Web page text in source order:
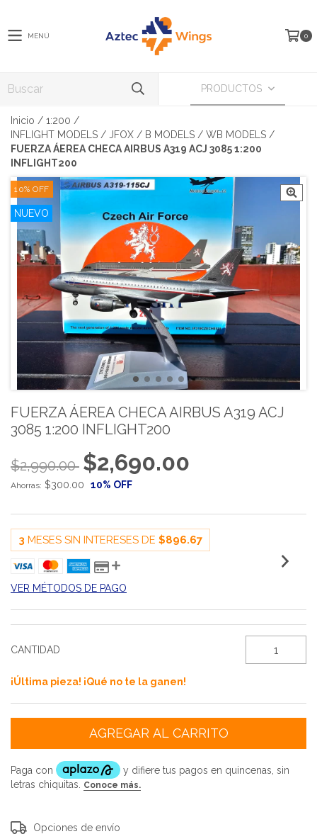
MENÚ 0
PRODUCTOS
Inicio / 1:200 /
INFLIGHT MODELS / JFOX / B MODELS / WB MODELS /
FUERZA ÁEREA CHECA AIRBUS A319 ACJ 3085 1:200
INFLIGHT200
10% OFF
NUEVO
FUERZA ÁEREA CHECA AIRBUS A319 ACJ
3085 1:200 INFLIGHT200
$2,990.00 $2,690.00
Ahorras: $300.00 10% OFF
3 MESES SIN INTERESES DE $896.67
VER MÉTODOS DE PAGO
CANTIDAD
¡Última pieza! ¡Qué no te la ganen!
Entregas para el CP:
Opciones de envío